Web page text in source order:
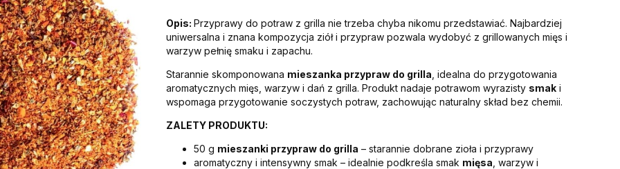
Opis: Przyprawy do potraw z grilla nie trzeba chyba nikomu przedstawiać. Najbardziej
uniwersalna i znana kompozycja ziół i przypraw pozwala wydobyć z grillowanych mięs i
warzyw pełnię smaku i zapachu.
Starannie skomponowana mieszanka przypraw do grilla , idealna do przygotowania
aromatycznych mięs, warzyw i dań z grilla. Produkt nadaje potrawom wyrazisty smak i
wspomaga przygotowanie soczystych potraw, zachowując naturalny skład bez chemii.
ZALETY PRODUKTU:
50 g mieszanki przypraw do grilla – starannie dobrane zioła i przyprawy
aromatyczny i intensywny smak – idealnie podkreśla smak mięsa , warzyw i